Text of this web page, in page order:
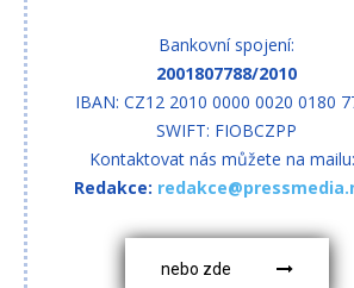
Bankovní spojení:
2001807788/2010
IBAN: CZ12 2010 0000 0020 0180
SWIFT: FIOBCZPP
Kontaktovat nás můžete na mailu:
Redakce:
nebo zde